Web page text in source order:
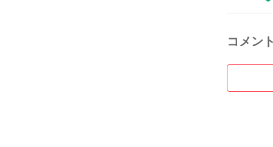
コメン